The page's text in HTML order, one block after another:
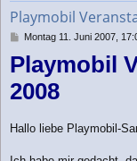
Playmobil
B
i
r
a
Montag 11. Juni 2007,
Playmobil
2008
Hallo liebe Playmobil-